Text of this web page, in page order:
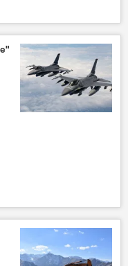
Спорт
Спецоперация России по защите Донбасса: последние новости